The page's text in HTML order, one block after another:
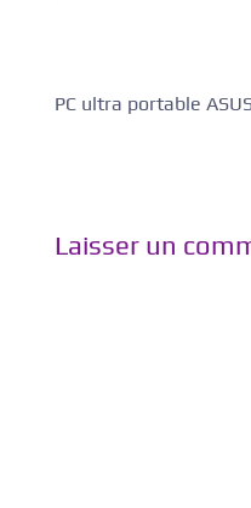
PC ultra portable
Laisser un